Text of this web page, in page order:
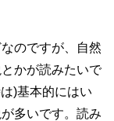
のですが、自然
かが読みたいで
)基本的にはい
多いです。読み